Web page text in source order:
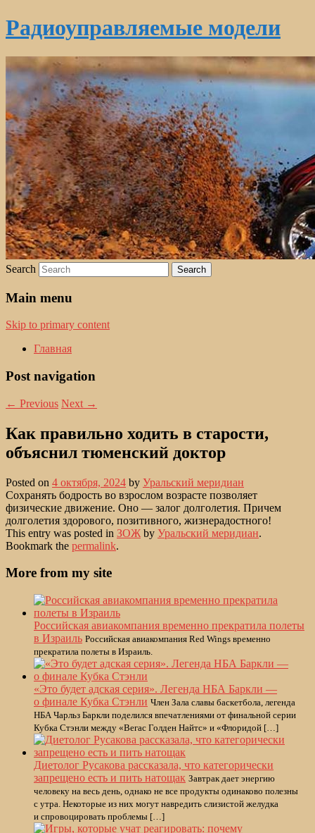
Радиоуправляемые модели
Search
Main menu
Skip to primary content
Главная
Post navigation
← Previous Next →
Как правильно ходить в старости,
объяснил тюменский доктор
Posted on 4 октября, 2024 by Уральский меридиан
Сохранять бодрость во взрослом возрасте позволяет
физические движение. Оно — залог долголетия. Причем
долголетия здорового, позитивного, жизнерадостного!
This entry was posted in ЗОЖ by Уральский меридиан.
Bookmark the permalink.
More from my site
Российская авиакомпания временно прекратила полеты
в Израиль Российская авиакомпания Red Wings временно
прекратила полеты в Израиль.
«Это будет адская серия». Легенда НБА Баркли —
о финале Кубка Стэнли Член Зала славы баскетбола, легенда
НБА Чарльз Баркли поделился впечатлениями от финальной серии
Кубка Стэнли между «Вегас Голден Найтс» и «Флоридой […]
Диетолог Русакова рассказала, что категорически
запрещено есть и пить натощак Завтрак дает энергию
человеку на весь день, однако не все продукты одинаково полезны
с утра. Некоторые из них могут навредить слизистой желудка
и спровоцировать проблемы […]